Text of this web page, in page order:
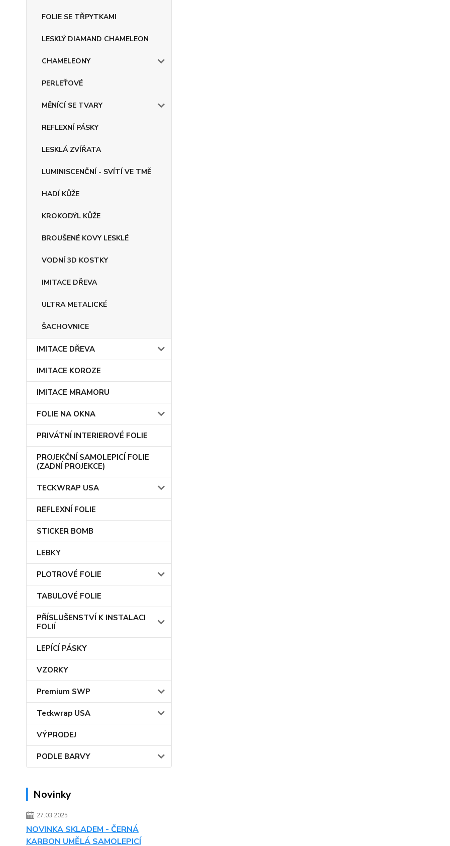
FOLIE SE TŘPYTKAMI
LESKLÝ DIAMAND CHAMELEON
CHAMELEONY
PERLEŤOVÉ
MĚNÍCÍ SE TVARY
REFLEXNÍ PÁSKY
LESKLÁ ZVÍŘATA
LUMINISCENČNÍ - SVÍTÍ VE TMĚ
HADÍ KŮŽE
KROKODÝL KŮŽE
BROUŠENÉ KOVY LESKLÉ
VODNÍ 3D KOSTKY
IMITACE DŘEVA
ULTRA METALICKÉ
ŠACHOVNICE
IMITACE DŘEVA
IMITACE KOROZE
IMITACE MRAMORU
FOLIE NA OKNA
PRIVÁTNÍ INTERIEROVÉ FOLIE
PROJEKČNÍ SAMOLEPICÍ FOLIE
(ZADNÍ PROJEKCE)
TECKWRAP USA
REFLEXNÍ FOLIE
STICKER BOMB
LEBKY
PLOTROVÉ FOLIE
TABULOVÉ FOLIE
PŘÍSLUŠENSTVÍ K INSTALACI
FOLIÍ
LEPÍCÍ PÁSKY
VZORKY
Premium SWP
Teckwrap USA
VÝPRODEJ
PODLE BARVY
Novinky
27.03.2025
NOVINKA SKLADEM - ČERNÁ
KARBON UMĚLÁ SAMOLEPICÍ